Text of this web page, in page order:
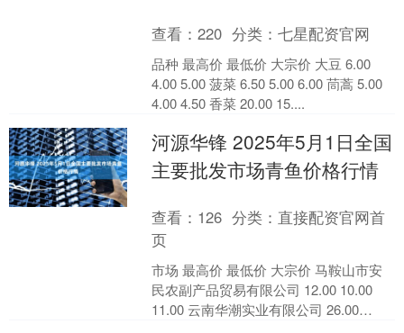
查看：220 分类：七星配资官网
品种 最高价 最低价 大宗价 大豆 6.00
4.00 5.00 菠菜 6.50 5.00 6.00 茼蒿 5.00
4.00 4.50 香菜 20.00 15....
河源华锋 2025年5月1日全国
主要批发市场青鱼价格行情
查看： 126 分类： 直接配资官网首
页
市场 最高价 最低价 大宗价 马鞍山市安
民农副产品贸易有限公司 12.00 10.00
11.00 云南华潮实业有限公司 26.00